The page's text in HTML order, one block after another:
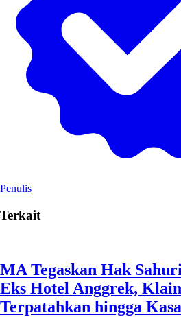
Penulis
Terkait
MA Tegaskan Hak
Eks Hotel Anggrek,
Terpatahkan hingga